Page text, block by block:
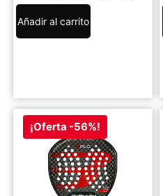
Añadir al carrito
¡Oferta -56%!